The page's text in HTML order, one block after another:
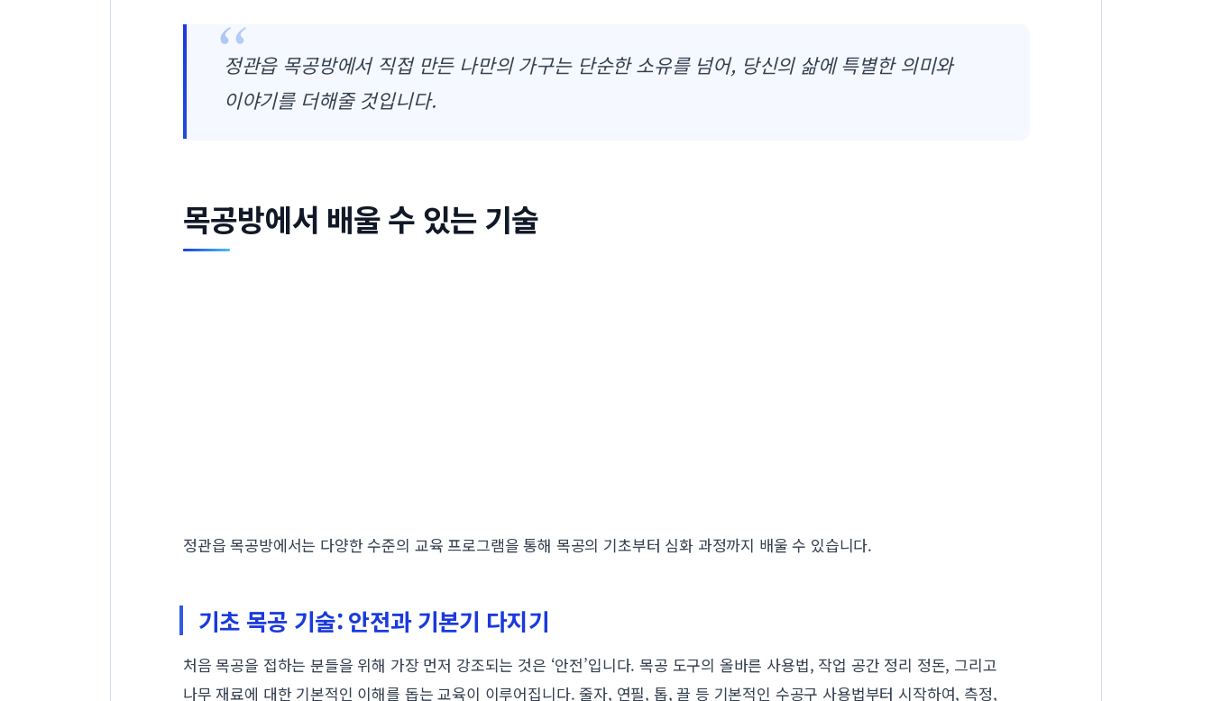
정관읍 목공방에서 직접 만든 나만의 가구는 단순한 소유를 넘어, 당신의 삶에 특별한 의미와
이야기를 더해줄 것입니다.
목공방에서 배울 수 있는 기술
정관읍 목공방에서는 다양한 수준의 교육 프로그램을 통해 목공의 기초부터 심화 과정까지 배울 수 있습니다.
기초 목공 기술: 안전과 기본기 다지기
처음 목공을 접하는 분들을 위해 가장 먼저 강조되는 것은 ‘안전’입니다. 목공 도구의 올바른 사용법, 작업 공간 정리 정돈, 그리고
나무 재료에 대한 기본적인 이해를 돕는 교육이 이루어집니다. 줄자, 연필, 톱, 끌 등 기본적인 수공구 사용법부터 시작하여, 측정,